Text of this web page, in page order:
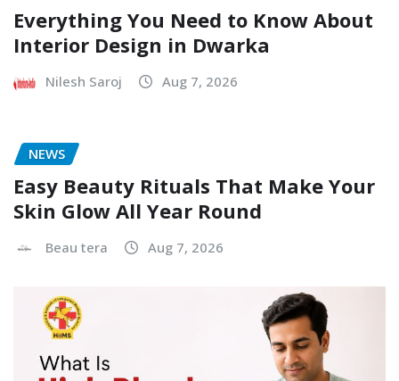
Everything You Need to Know About
Interior Design in Dwarka
Nilesh Saroj Aug 7, 2026
NEWS
Easy Beauty Rituals That Make Your
Skin Glow All Year Round
Beau tera Aug 7, 2026